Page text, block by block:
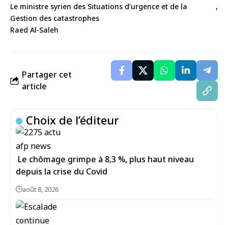
Le ministre syrien des Situations d’urgence et de la
Gestion des catastrophes
Raed Al-Saleh
Partager cet
article
Choix de l’éditeur
Le chômage grimpe à 8,3 %, plus haut niveau
depuis la crise du Covid
août 8, 2026